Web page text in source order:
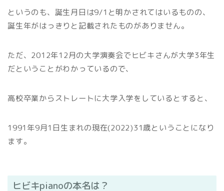
というのも、誕生月日は9/1と明かされてはいるものの、
誕生年がはっきりと記載されたものがありません。
ただ、2012年12月の大学演奏会でヒビキさんが大学3年生
だということがわかっているので、
高校卒業からストレートに大学入学をしているとすると、
1991年9月1日生まれの現在(2022)31歳ということになり
ます。
ヒビキpianoの本名は？